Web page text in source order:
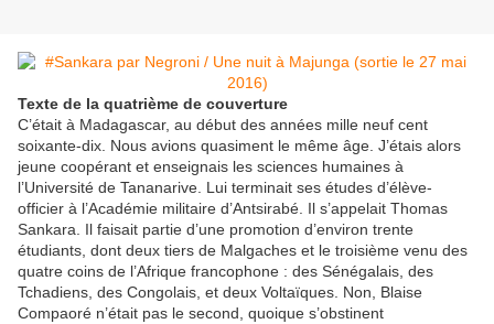
Texte de la quatrième de couverture
C’était à Madagascar, au début des années mille neuf cent
soixante-dix. Nous avions quasiment le même âge. J’étais alors
jeune coopérant et enseignais les sciences humaines à
l’Université de Tananarive. Lui terminait ses études d’élève-
officier à l’Académie militaire d’Antsirabé. Il s’appelait Thomas
Sankara. Il faisait partie d’une promotion d’environ trente
étudiants, dont deux tiers de Malgaches et le troisième venu des
quatre coins de l’Afrique francophone : des Sénégalais, des
Tchadiens, des Congolais, et deux Voltaïques. Non, Blaise
Compaoré n’était pas le second, quoique s’obstinent